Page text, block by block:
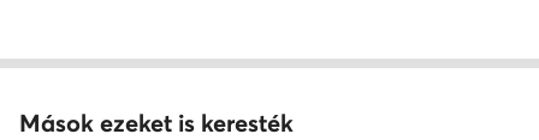
Mások ezeket is keresték